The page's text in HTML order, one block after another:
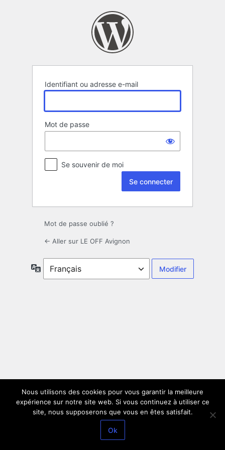
Identifiant ou adresse e-mail
Mot de passe
Se souvenir de moi
Mot de passe oublié ?
← Aller sur LE OFF Avignon
Langue
Nous utilisons des cookies pour vous garantir la meilleure
expérience sur notre site web. Si vous continuez à utiliser ce
site, nous supposerons que vous en êtes satisfait.
Ok